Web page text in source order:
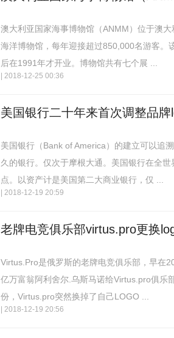
澳大利亚国家海事博物馆（ANMM）位于澳
海洋博物馆，每年迎接超过850,000名游客。
后在1991年才开业。博物馆共有七个展 ...
| 2018-12-25 00:36
美国银行二十年来首次调整品牌
美国银行（Bank of America）的建立可以追
久的银行。仅次于摩根大通。美国银行在全
点。以资产计是美国第二大商业银行，仅 ...
| 2018-12-19 20:59
老牌电竞俱乐部virtus.pro更换
Virtus.Pro是俄罗斯的老牌电竞俱乐部，早在
亿万富翁阿利舍尔.乌斯马诺给Virtus.pro俱乐
份，Virtus.pro突然换掉了自己LOGO ...
| 2018-12-19 20:56